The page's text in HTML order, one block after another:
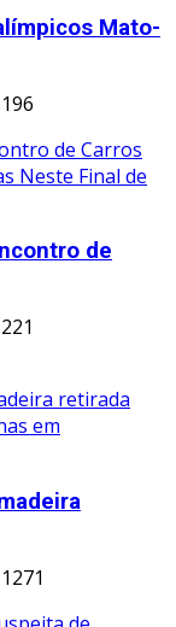
Mato-
196
de
221
1271